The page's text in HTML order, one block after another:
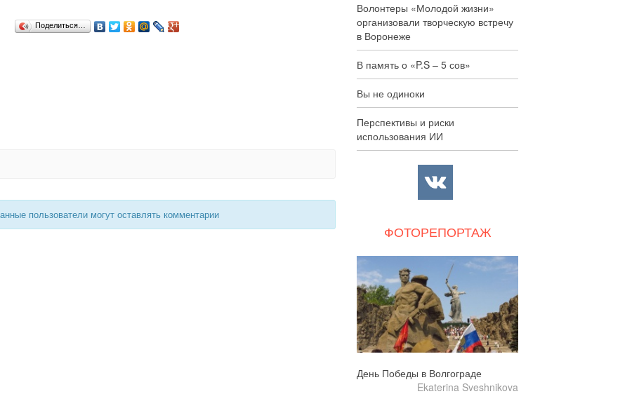
Поделиться…
пользователи могут оставлять комментарии
Волонтеры «Молодой жизни»
организовали творческую встречу
в Воронеже
В память о «P.S – 5 сов»
Вы не одиноки
Перспективы и риски
использования ИИ
ФОТОРЕПОРТАЖ
День Победы в Волгограде
Ekaterina Sveshnikova